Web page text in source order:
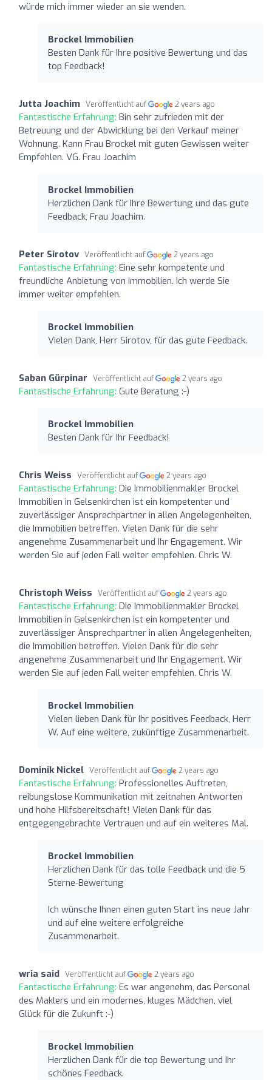
würde mich immer wieder an sie wenden.
Brockel Immobilien
Besten Dank für Ihre positive Bewertung und das
top Feedback!
Jutta Joachim Veröffentlicht auf 2 years ago
Fantastische Erfahrung: Bin sehr zufrieden mit der
Betreuung und der Abwicklung bei den Verkauf meiner
Wohnung. Kann Frau Brockel mit guten Gewissen weiter
Empfehlen. VG. Frau Joachim
Brockel Immobilien
Herzlichen Dank für Ihre Bewertung und das gute
Feedback, Frau Joachim.
Peter Sirotov Veröffentlicht auf 2 years ago
Fantastische Erfahrung: Eine sehr kompetente und
freundliche Anbietung von Immobilien. Ich werde Sie
immer weiter empfehlen.
Brockel Immobilien
Vielen Dank, Herr Sirotov, für das gute Feedback.
Saban Gürpinar Veröffentlicht auf 2 years ago
Fantastische Erfahrung: Gute Beratung :-)
Brockel Immobilien
Besten Dank für Ihr Feedback!
Chris Weiss Veröffentlicht auf 2 years ago
Fantastische Erfahrung: Die Immobilienmakler Brockel
Immobilien in Gelsenkirchen ist ein kompetenter und
zuverlässiger Ansprechpartner in allen Angelegenheiten,
die Immobilien betreffen. Vielen Dank für die sehr
angenehme Zusammenarbeit und Ihr Engagement. Wir
werden Sie auf jeden Fall weiter empfehlen. Chris W.
Christoph Weiss Veröffentlicht auf 2 years ago
Fantastische Erfahrung: Die Immobilienmakler Brockel
Immobilien in Gelsenkirchen ist ein kompetenter und
zuverlässiger Ansprechpartner in allen Angelegenheiten,
die Immobilien betreffen. Vielen Dank für die sehr
angenehme Zusammenarbeit und Ihr Engagement. Wir
werden Sie auf jeden Fall weiter empfehlen. Chris W.
Brockel Immobilien
Vielen lieben Dank für Ihr positives Feedback, Herr
W. Auf eine weitere, zukünftige Zusammenarbeit.
Dominik Nickel Veröffentlicht auf 2 years ago
Fantastische Erfahrung: Professionelles Auftreten,
reibungslose Kommunikation mit zeitnahen Antworten
und hohe Hilfsbereitschaft! Vielen Dank für das
entgegengebrachte Vertrauen und auf ein weiteres Mal.
Brockel Immobilien
Herzlichen Dank für das tolle Feedback und die 5
Sterne-Bewertung
Ich wünsche Ihnen einen guten Start ins neue Jahr
und auf eine weitere erfolgreiche
Zusammenarbeit.
wria said Veröffentlicht auf 2 years ago
Fantastische Erfahrung: Es war angenehm, das Personal
des Maklers und ein modernes, kluges Mädchen, viel
Glück für die Zukunft :-)
Brockel Immobilien
Herzlichen Dank für die top Bewertung und Ihr
schönes Feedback.